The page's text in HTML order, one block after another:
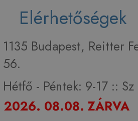
Elérhetőségek
1135 Budapest, Reitter
56.
Hétfő - Péntek: 9-17 :: Sz
2026. 08.08. ZÁRVA